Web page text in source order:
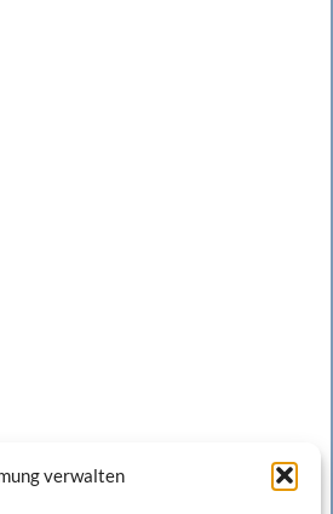
verwalten